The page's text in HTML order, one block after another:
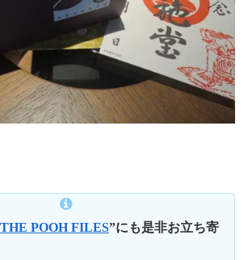
THE POOH FILES”にも是非お立ち寄